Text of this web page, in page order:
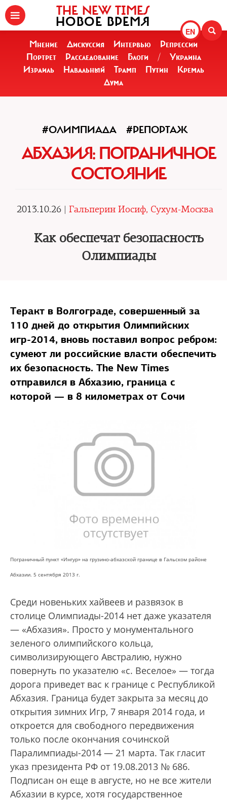
EN
THE NEW TIMES
НОВОЕ ВРЕМЯ
Мнение Дискуссия Интервью
Репрессии
Портрет
Расследование Блоги /
Украина
Израиль
Навальный Трамп Путин
Кремль
Дума
#ОЛИМПИАДА #РЕПОРТАЖ
АБХАЗИЯ: ПОГРАНИЧНОЕ
СОСТОЯНИЕ
2013.10.26 | Гальперин Иосиф, Сухум-Москва
Как обеспечат безопасность
Олимпиады
Теракт в Волгограде, совершенный за
110 дней до открытия Олимпийских
игр-2014, вновь поставил вопрос ребром:
сумеют ли российские власти обеспечить
их безопасность. The New Times
отправился в Абхазию, граница с
которой — в 8 километрах от Сочи
Пограничный пункт «Ингур» на грузино-абхазской границе в Гальском районе
Абхазии. 5 сентября 2013 г.
Среди новеньких хайвеев и развязок в
столице Олимпиады-2014 нет даже указателя
— «Абхазия». Просто у монументального
зеленого олимпийского кольца,
символизирующего Австралию, нужно
повернуть по указателю «с. Веселое» — тогда
дорога приведет вас к границе с Республикой
Абхазия. Граница будет закрыта за месяц до
открытия зимних Игр, 7 января 2014 года, и
откроется для свободного передвижения
только после окончания сочинской
Паралимпиады-2014 — 21 марта. Так гласит
указ президента РФ от 19.08.2013 № 686.
Подписан он еще в августе, но не все жители
Абхазии в курсе, хотя государственное